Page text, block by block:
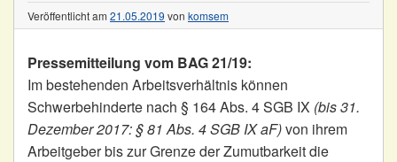
Veröffentlicht am 21.05.2019 von komsem
Pressemitteilung vom BAG 21/19:
Im bestehenden Arbeitsverhältnis können
Schwerbehinderte nach § 164 Abs. 4 SGB IX (bis 31.
Dezember 2017: § 81 Abs. 4 SGB IX aF)von ihrem
Arbeitgeber bis zur Grenze der Zumutbarkeit die